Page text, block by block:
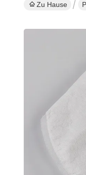
Zu Hause